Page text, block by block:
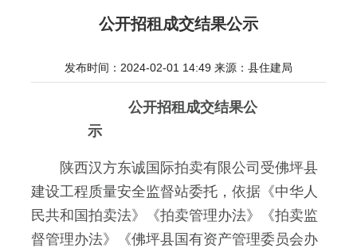
公开招租成交结果公示
发布时间：2024-02-01 14:49 来源：县住建局
公开招租成交结果公
示
陕西汉方东诚国际拍卖有限公司受佛坪县
建设工程质量安全监督站委托，依据《中华人
民共和国拍卖法》《拍卖管理办法》《拍卖监
督管理办法》《佛坪县国有资产管理委员会办